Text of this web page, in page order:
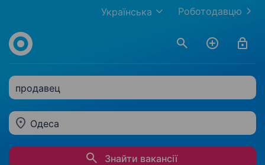
Роботодавцю
Українська
продавец
Одеса
Знайти вакансії